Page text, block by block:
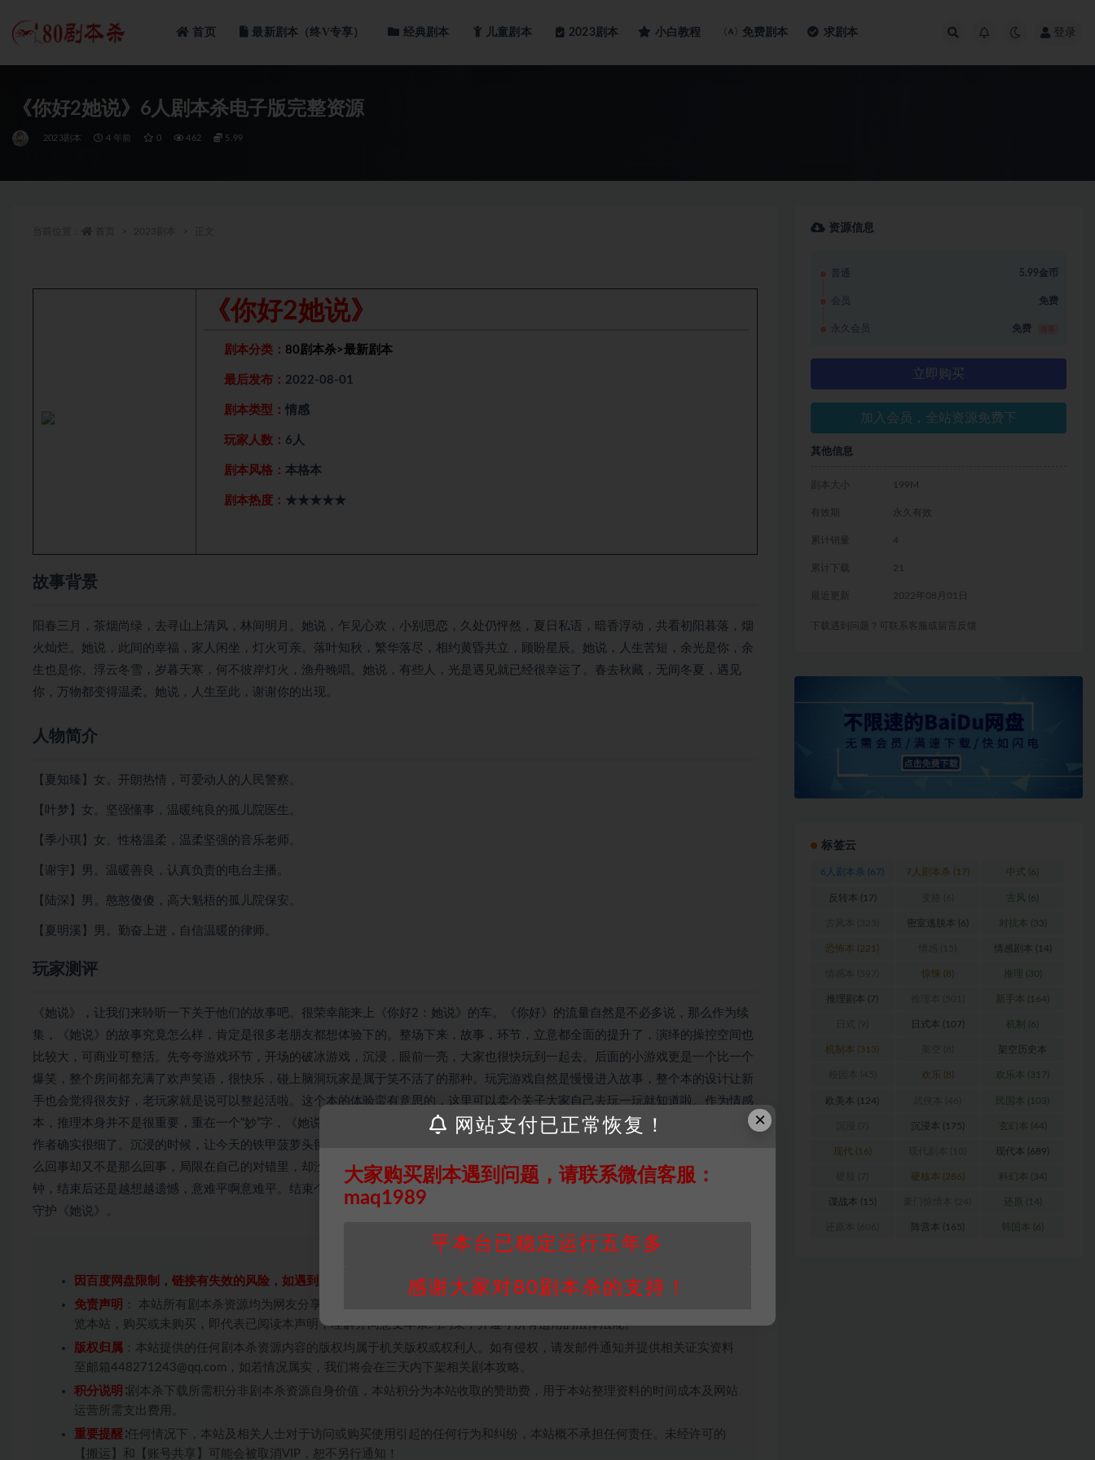
首页 最新剧本（终V专享） 经典剧本 儿童剧本 2023剧本 小白教程 免费剧本 求剧本 登录
《你好2她说》6人剧本杀电子版完整资源
2023剧本 4 年前 0 462 5.99
《你好2她说》
剧本分类： 80剧本杀>最新剧本
最后发布： 2022-08-01
剧本类型： 情感
玩家人数： 6人
剧本风格： 本格本
剧本热度： ★★★★★
故事背景
阳春三月，茶烟尚绿，去寻山上清风，林间明月。她说，乍见心欢，小别思恋，久处仍怦然，夏日私语，暗香浮动，共看初阳暮落，烟
火灿烂。她说，此间的幸福，家人闲坐，灯火可亲。落叶知秋，繁华落尽，相约黄昏共立，顾盼星辰。她说，人生苦短，余光是你，余
生也是你。浮云冬雪，岁暮天寒，何不彼岸灯火，渔舟晚唱。她说，有些人，光是遇见就已经很幸运了。春去秋藏，无间冬夏，遇见
你，万物都变得温柔。她说，人生至此，谢谢你的出现。
人物简介
【夏知臻】女。开朗热情，可爱动人的人民警察。
【叶梦】女。坚强懂事，温暖纯良的孤儿院医生。
【季小琪】女。性格温柔，温柔坚强的音乐老师。
【谢宇】男。温暖善良，认真负责的电台主播。
【陆深】男。憨憨傻傻，高大魁梧的孤儿院保安。
【夏明溪】男。勤奋上进，自信温暖的律师。
玩家测评
《她说》，让我们来聆听一下关于他们的故事吧。很荣幸能来上《你好2：她说》的车。《你好》的流量自然是不必多说，那么作为续
集，《她说》的故事究竟怎么样，肯定是很多老朋友都想体验下的。整场下来，故事，环节，立意都全面的提升了，演绎的操控空间也
比较大，可商业可整活。先夸夸游戏环节，开场的破冰游戏，沉浸，眼前一亮，大家也很快玩到一起去。后面的小游戏更是一个比一个
爆笑，整个房间都充满了欢声笑语，很快乐，碰上脑洞玩家是属于笑不活了的那种。玩完游戏自然是慢慢进入故事，整个本的设计让新
手也会觉得很友好，老玩家就是说可以整起活啦。这个本的体验蛮有意思的，这里可以卖个关子大家自己去玩一玩就知道啦。作为情感
本，推理本身并不是很重要，重在一个“妙”字，《她说》的推理大家是可以一点点去盘细节盘核诡，需要大家一起分享视角，能感觉到
作者确实很细了。沉浸的时候，让今天的铁甲菠萝头留下了眼泪，有时候一时的迟疑便造就了终身的遗憾。少年郎稚嫩的成熟，像是那
么回事却又不是那么回事，局限在自己的对错里，却没和身边的人多建立起联系，于是恍然大悟时也成了意难平时。沉浸输出了十分
钟，结束后还是越想越遗憾，意难平啊意难平。结束个人情感线后，聚焦到了《她说》，这部的立意比第一部要重，让我们一起聆听和
守护《她说》。
因百度网盘限制，链接有失效的风险，如遇到无效链接请联系客服补发！！！网盘不限速下载神器→点此下载←
免责声明 ： 本站所有剧本杀资源均为网友分享投稿+个人整理而来，仅供学习研究使用，请勿用于商业用途!任何人访问、浏
览本站，购买或未购买，即代表已阅读本声明，理解并同意受本条约约束，并遵守所有适用的法律法规。
版权归属 ：本站提供的任何剧本杀资源内容的版权均属于机关版权或权利人。如有侵权，请发邮件通知并提供相关证实资料
至邮箱448271243@qq.com，如若情况属实，我们将会在三天内下架相关剧本攻略。
积分说明 ∶剧本杀下载所需积分非剧本杀资源自身价值，本站积分为本站收取的赞助费，用于本站整理资料的时间成本及网站
运营所需支出费用。
重要提醒 ∶任何情况下，本站及相关人士对于访问或购买使用引起的任何行为和纠纷，本站概不承担任何责任。未经许可的
【搬运】和【账号共享】可能会被取消VIP，恕不另行通知！
资源信息
普通 5.99金币
会员 免费
永久会员 免费
立即购买
加入会员，全站资源免费下
其他信息
剧本大小 199M
有效期 永久有效
累计销量 4
累计下载 21
最近更新 2022年08月01日
下载遇到问题？可联系客服或留言反馈
标签云
6人剧本杀 (67) 7人剧本杀 (17) 中式 (6)
反转本 (17) 古风 (6)
密室逃脱本 (6) 对抗本 (33)
恐怖本 (221) 情感剧本 (14)
惊悚 (8) 推理 (30)
推理剧本 (7) 新手本 (164)
日式本 (107) 机制 (6)
机制本 (313) 架空历史本
(102)
欢乐 (8) 欢乐本 (317)
欧美本 (124) 民国本 (103)
沉浸本 (175) 玄幻本 (44)
现代 (16) 现代本 (689)
硬核本 (286) 科幻本 (34)
谍战本 (15) 还原 (14)
阵营本 (165) 韩国本 (6)
×
网站支付已正常恢复！
大家购买剧本遇到问题，请联系微信客服：
maq1989
平本台已稳定运行五年多
感谢大家对80剧本杀的支持！